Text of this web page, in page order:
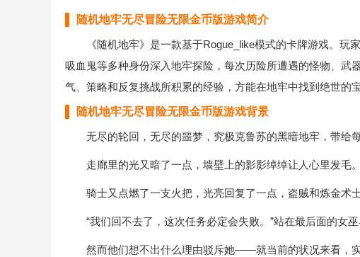
随机地牢无尽冒险无限金币版游戏简介
《随机地牢》是一款基于Rogue_like模式的卡牌游戏。玩家
吸血鬼等多种身份深入地牢探险，每次历险所遭遇的怪物、武
气、策略和反复挑战所积累的经验，方能在地牢中找到绝世的宝
随机地牢无尽冒险无限金币版游戏背景
无尽的轮回，无尽的噩梦，究极克鲁苏的黑暗地牢，带给
走廊里的光又暗了一点，墙壁上的影影绰绰让人心里发毛。
骑士又点燃了一支火把，光亮回复了一点，盗贼和炼金术士
“我们回不去了，这次任务必定会失败。”站在最后面的女巫
然而他们想不出什么理由驳斥她——就当前的状况来看，实